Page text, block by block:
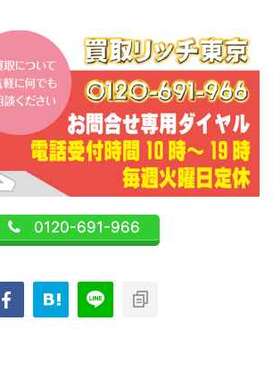
0120-691-966